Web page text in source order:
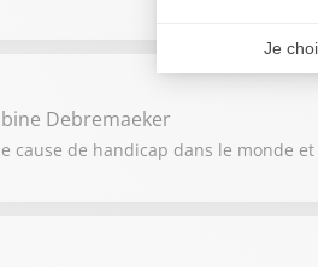
Debremaeker
cause de handicap dans le monde